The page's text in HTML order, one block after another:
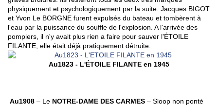
physiquement et psychologiquement par la suite. Jacques BIGOT
et Yvon Le BORGNE furent expulsés du bateau et tombèrent à
l'eau par la puissance du souffle de l'explosion. A l'arrivée des
pompiers, il n'y avait plus rien a faire pour sauver l'ÉTOILE
FILANTE, elle était déjà pratiquement détruite.
Au1823 - L'ÉTOILE FILANTE en 1945
Au1908 – Le NOTRE-DAME DES CARMES – Sloop non ponté